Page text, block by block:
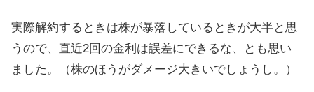
実際解約するときは株が暴落しているときが大半と思
うので、直近2回の金利は誤差にできるな、とも思い
ました。（株のほうがダメージ大きいでしょうし。）